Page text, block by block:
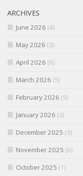
ARCHIVES
June 2026 (4)
May 2026 (3)
April 2026 (6)
March 2026 (5)
February 2026 (5)
January 2026 (3)
December 2025 (3)
November 2025 (6)
October 2025 (1)